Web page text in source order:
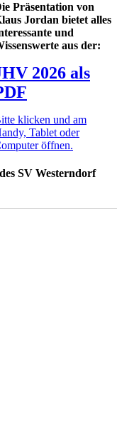
Präsentation von
Jordan bietet alles
und
aus der:
2026 als
klicken und am
Tablet oder
öffnen.
SV Westerndorf